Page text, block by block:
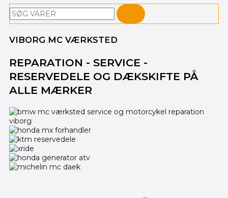
Søg
VIBORG MC VÆRKSTED
REPARATION - SERVICE -
RESERVEDELE OG DÆKSKIFTE PÅ
ALLE MÆRKER